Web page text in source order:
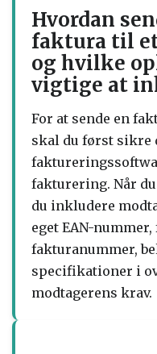
Hvordan
faktura til
og hvilke
vigtige at
For at sende en
skal du først sikre
fakturering. Når
du inkludere
eget EAN-
fakturanummer,
specifikationer i
modtagerens krav.